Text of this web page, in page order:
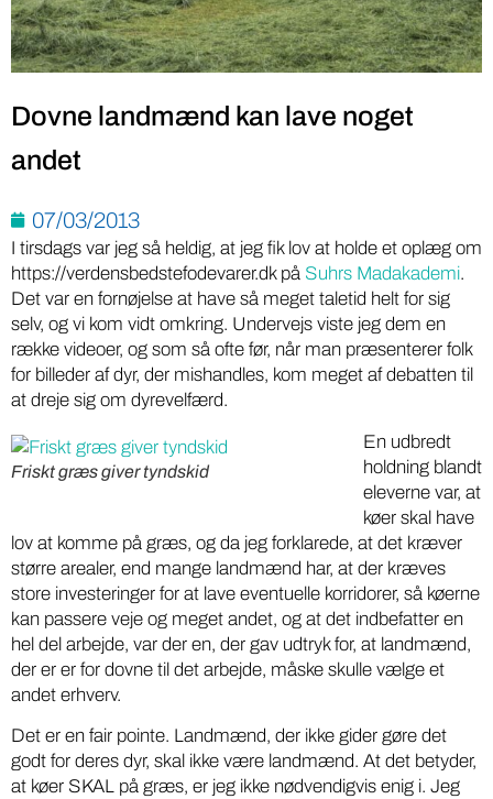
Dovne landmænd kan lave noget
andet
07/03/2013
I tirsdags var jeg så heldig, at jeg fik lov at holde et oplæg om
https://verdensbedstefodevarer.dk på Suhrs Madakademi.
Det var en fornøjelse at have så meget taletid helt for sig
selv, og vi kom vidt omkring. Undervejs viste jeg dem en
række videoer, og som så ofte før, når man præsenterer folk
for billeder af dyr, der mishandles, kom meget af debatten til
at dreje sig om dyrevelfærd.
Friskt græs giver tyndskid
En udbredt
holdning blandt
eleverne var, at
køer skal have
lov at komme på græs, og da jeg forklarede, at det kræver
større arealer, end mange landmænd har, at der kræves
store investeringer for at lave eventuelle korridorer, så køerne
kan passere veje og meget andet, og at det indbefatter en
hel del arbejde, var der en, der gav udtryk for, at landmænd,
der er er for dovne til det arbejde, måske skulle vælge et
andet erhverv.
Det er en fair pointe. Landmænd, der ikke gider gøre det
godt for deres dyr, skal ikke være landmænd. At det betyder,
at køer SKAL på græs, er jeg ikke nødvendigvis enig i. Jeg